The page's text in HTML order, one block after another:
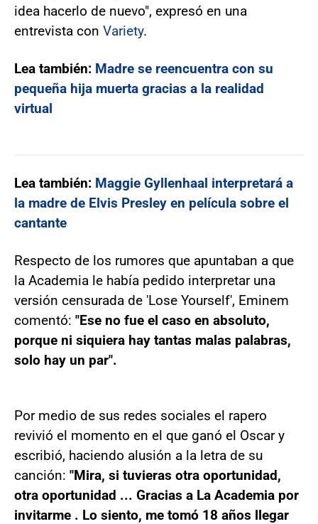
idea hacerlo de nuevo", expresó en una
entrevista con Variety.
Lea también: Madre se reencuentra con su
pequeña hija muerta gracias a la realidad
virtual
Lea también: Maggie Gyllenhaal interpretará a
la madre de Elvis Presley en película sobre el
cantante
Respecto de los rumores que apuntaban a que
la Academia le había pedido interpretar una
versión censurada de 'Lose Yourself', Eminem
comentó: "Ese no fue el caso en absoluto,
porque ni siquiera hay tantas malas palabras,
solo hay un par".
Por medio de sus redes sociales el rapero
revivió el momento en el que ganó el Oscar y
escribió, haciendo alusión a la letra de su
canción: "Mira, si tuvieras otra oportunidad,
otra oportunidad ... Gracias a La Academia por
invitarme . Lo siento, me tomó 18 años llegar